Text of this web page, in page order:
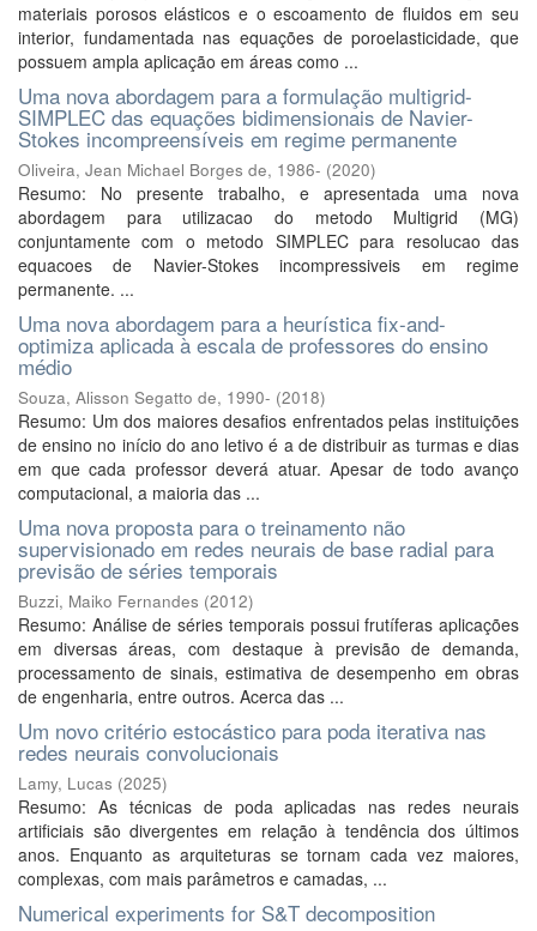
materiais porosos elásticos e o escoamento de fluidos em seu
interior, fundamentada nas equações de poroelasticidade, que
possuem ampla aplicação em áreas como ...
Uma nova abordagem para a formulação multigrid-
SIMPLEC das equações bidimensionais de Navier-
Stokes incompreensíveis em regime permanente
Oliveira, Jean Michael Borges de, 1986- (2020)
Resumo: No presente trabalho, e apresentada uma nova
abordagem para utilizacao do metodo Multigrid (MG)
conjuntamente com o metodo SIMPLEC para resolucao das
equacoes de Navier-Stokes incompressiveis em regime
permanente. ...
Uma nova abordagem para a heurística fix-and-
optimiza aplicada à escala de professores do ensino
médio
Souza, Alisson Segatto de, 1990- (2018)
Resumo: Um dos maiores desafios enfrentados pelas instituições
de ensino no início do ano letivo é a de distribuir as turmas e dias
em que cada professor deverá atuar. Apesar de todo avanço
computacional, a maioria das ...
Uma nova proposta para o treinamento não
supervisionado em redes neurais de base radial para
previsão de séries temporais
Buzzi, Maiko Fernandes (2012)
Resumo: Análise de séries temporais possui frutíferas aplicações
em diversas áreas, com destaque à previsão de demanda,
processamento de sinais, estimativa de desempenho em obras
de engenharia, entre outros. Acerca das ...
Um novo critério estocástico para poda iterativa nas
redes neurais convolucionais
Lamy, Lucas (2025)
Resumo: As técnicas de poda aplicadas nas redes neurais
artificiais são divergentes em relação à tendência dos últimos
anos. Enquanto as arquiteturas se tornam cada vez maiores,
complexas, com mais parâmetros e camadas, ...
Numerical experiments for S&T decomposition